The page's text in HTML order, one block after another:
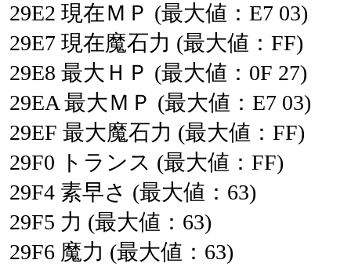
29E2 現在ＭＰ (最大値：E7 03)
29E7 現在魔石力 (最大値：FF)
29E8 最大ＨＰ (最大値：0F 27)
29EA 最大ＭＰ (最大値：E7 03)
29EF 最大魔石力 (最大値：FF)
29F0 トランス (最大値：FF)
29F4 素早さ (最大値：63)
29F5 力 (最大値：63)
29F6 魔力 (最大値：63)